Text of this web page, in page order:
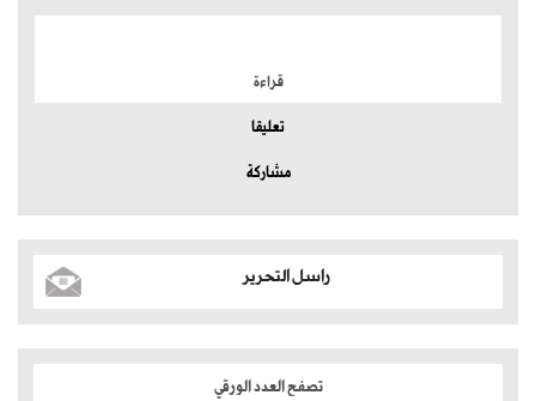
قراءة
تعليقا
مشاركة
راسل التحرير
تصفح العدد الورقي